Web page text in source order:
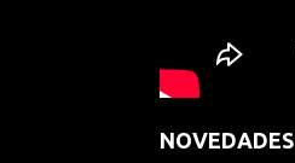
NOVEDADES